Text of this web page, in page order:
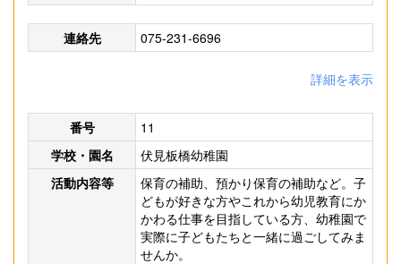
連絡先 075-231-6696
詳細を表示
番号
11
学校・園名
伏見板橋幼稚園
活動内容等
保育の補助、預かり保育の補助など。子
どもが好きな方やこれから幼児教育にか
かわる仕事を目指している方、幼稚園で
実際に子どもたちと一緒に過ごしてみま
せんか。